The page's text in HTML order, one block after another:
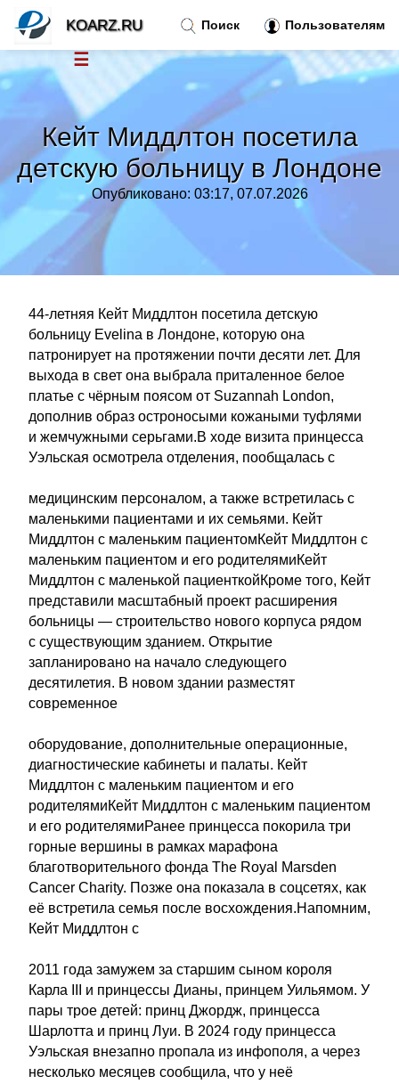
Кейт Миддлтон посетила
детскую больницу в Лондоне
Опубликовано: 03:17, 07.07.2026
44-летняя Кейт Миддлтон посетила детскую
больницу Evelina в Лондоне, которую она
патронирует на протяжении почти десяти лет. Для
выхода в свет она выбрала приталенное белое
платье с чёрным поясом от Suzannah London,
дополнив образ остроносыми кожаными туфлями
и жемчужными серьгами.В ходе визита принцесса
Уэльская осмотрела отделения, пообщалась с
медицинским персоналом, а также встретилась с
маленькими пациентами и их семьями. Кейт
Миддлтон с маленьким пациентомКейт Миддлтон с
маленьким пациентом и его родителямиКейт
Миддлтон с маленькой пациенткойКроме того, Кейт
представили масштабный проект расширения
больницы — строительство нового корпуса рядом
с существующим зданием. Открытие
запланировано на начало следующего
десятилетия. В новом здании разместят
современное
оборудование, дополнительные операционные,
диагностические кабинеты и палаты. Кейт
Миддлтон с маленьким пациентом и его
родителямиКейт Миддлтон с маленьким пациентом
и его родителямиРанее принцесса покорила три
горные вершины в рамках марафона
благотворительного фонда The Royal Marsden
Cancer Charity. Позже она показала в соцсетях, как
её встретила семья после восхождения.Напомним,
Кейт Миддлтон с
2011 года замужем за старшим сыном короля
Карла III и принцессы Дианы, принцем Уильямом. У
пары трое детей: принц Джордж, принцесса
Шарлотта и принц Луи. В 2024 году принцесса
Уэльская внезапно пропала из инфополя, а через
несколько месяцев сообщила, что у неё
Поиск Пользователям
KOARZ.RU
☰
Новости
Тренды новостей »
Рубрики»
Контакт»